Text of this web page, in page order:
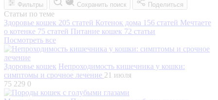
Фильтры Сохранить поиск Поделиться
Статьи по теме
Здоровье кошек 205 статей Котенок дома 156 статей Мечтаете
о котенке 75 статей Питание кошек 72 статьи
Посмотреть все
Здоровье кошек Непроходимость кишечника у кошки:
симптомы и срочное лечение 21 июля
75 229 0